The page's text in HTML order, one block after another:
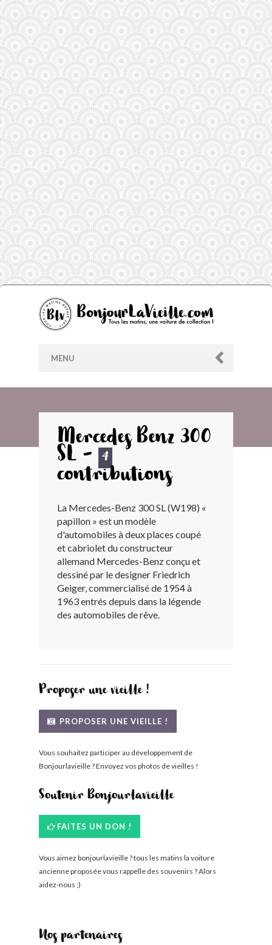
MENU
ARCHIVES
LES CONTRIBUTEURS
LE BLOG
BONJOURLAVIEILLE ?
MODÈLES ET MARQUES
Mercedes Benz 300
SL -
4
contributions
La Mercedes-Benz 300 SL (W198) «
papillon » est un modèle
d'automobiles à deux places coupé
et cabriolet du constructeur
allemand Mercedes-Benz conçu et
dessiné par le designer Friedrich
Geiger, commercialisé de 1954 à
1963 entrés depuis dans la légende
des automobiles de rêve.
Proposer une vieille !
PROPOSER UNE VIEILLE !
Vous souhaitez participer au développement de
Bonjourlavieille ? Envoyez vos photos de vieilles !
Soutenir Bonjourlavieille
FAITES UN DON !
Vous aimez bonjourlavieille ? tous les matins la voiture
ancienne proposée vous rappelle des souvenirs ? Alors
aidez-nous ;)
Nos partenaires